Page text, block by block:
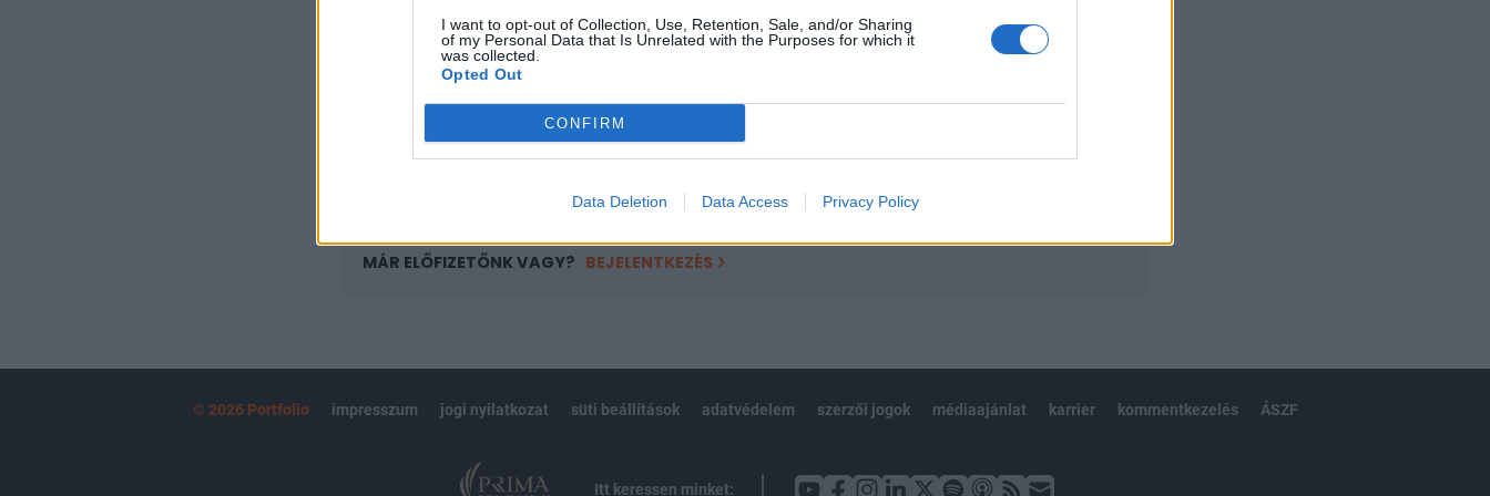
I want to opt-out of Collection, Use, Retention, Sale, and/or Sharing
of my Personal Data that Is Unrelated with the Purposes for which it
was collected.
Opted Out
CONFIRM
Data Deletion Data Access Privacy Policy
Az előfizetés a következőket tartalmazza:
Portfolio.hu teljes cikkarchívum
Kötéslisták: BÉT elmúlt 2 év napon belüli
MÁR ELŐFIZETŐNK VAGY? BEJELENTKEZÉS
© 2026 Portfolio impresszum jogi nyilatkozat süti beállítások adatvédelem szerzői jogok médiaajánlat karrier kommentkezelés ÁSZF
Itt keressen minket: